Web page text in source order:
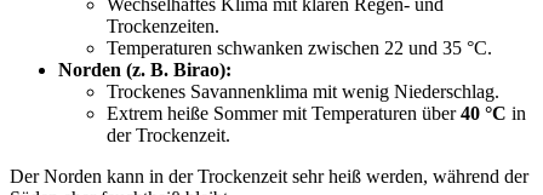
Trockenzeiten.
Temperaturen schwanken zwischen 22 und 35 °C.
Norden (z. B. Birao):
Trockenes Savannenklima mit wenig Niederschlag.
Extrem heiße Sommer mit Temperaturen über40 °C in
der Trockenzeit.
Der Norden kann in der Trockenzeit sehr heiß werden, während der